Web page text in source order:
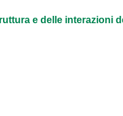
e delle interazioni